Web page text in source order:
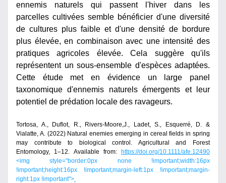
ennemis naturels qui passent l'hiver dans les
parcelles cultivées semble bénéficier d'une diversité
de cultures plus faible et d'une densité de bordure
plus élevée, en combinaison avec une intensité des
pratiques agricoles élevée. Cela suggère qu'ils
représentent un sous-ensemble d'espèces adaptées.
Cette étude met en évidence un large panel
taxonomique d'ennemis naturels émergents et leur
potentiel de prédation locale des ravageurs.
Tortosa, A., Duflot, R., Rivers-Moore,J., Ladet, S., Esquerré, D. &
Vialatte, A. (2022) Natural enemies emerging in cereal fields in spring
may contribute to biological control. Agricultural and Forest
Entomology, 1–12. Available from:
https://doi.org/10.1111/afe.12490
<img style="border:0px none !important;width:16px
!important;height:16px !important;margin-left:1px !important;margin-
right:1px !important">